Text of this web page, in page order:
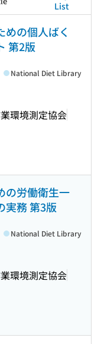
List
めの個人ばく
第2版
環境測定協会
National Diet Library
の労働衛生一
実務 第3版
環境測定協会
National Diet Library